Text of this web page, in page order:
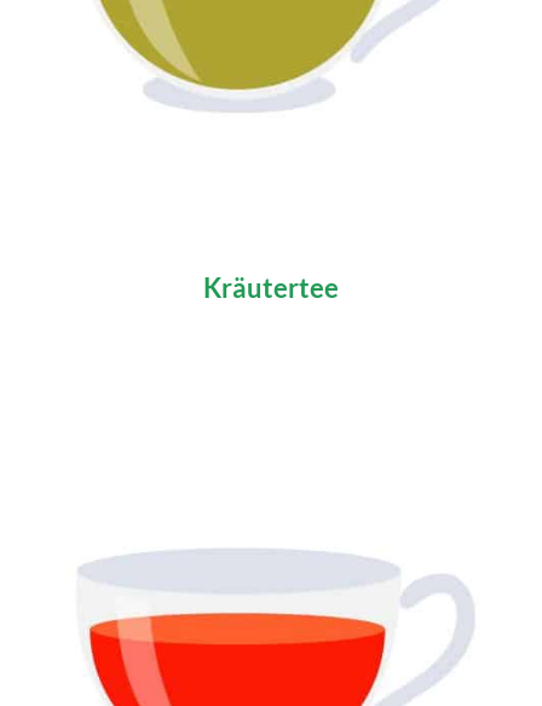
Kräutertee